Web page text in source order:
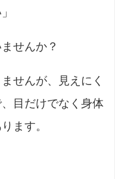
せんか？
せんが、見えにく
目だけでなく身体
ます。